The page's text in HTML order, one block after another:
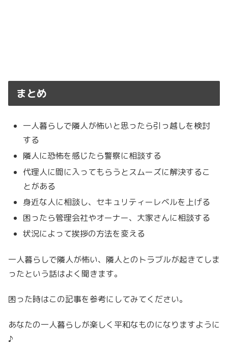
まとめ
一人暮らしで隣人が怖いと思ったら引っ越しを検討
する
隣人に恐怖を感じたら警察に相談する
代理人に間に入ってもらうとスムーズに解決するこ
とがある
身近な人に相談し、セキュリティーレベルを上げる
困ったら管理会社やオーナー、大家さんに相談する
状況によって挨拶の方法を変える
一人暮らしで隣人が怖い、隣人とのトラブルが起きてしま
ったという話はよく聞きます。
困った時はこの記事を参考にしてみてください。
あなたの一人暮らしが楽しく平和なものになりますように
♪